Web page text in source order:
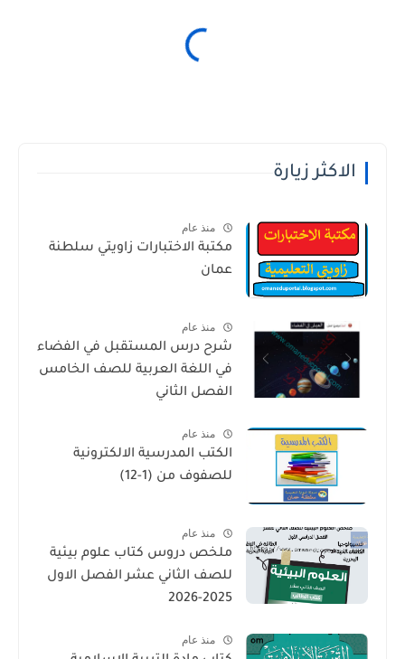
الاكثر زيارة
منذ عام
مكتبة الاختبارات زاويتي سلطنة
عمان
منذ عام
شرح درس المستقبل في الفضاء
في اللغة العربية للصف الخامس
الفصل الثاني
منذ عام
الكتب المدرسية الالكترونية
للصفوف من (1-12)
منذ عام
ملخص دروس كتاب علوم بيئية
للصف الثاني عشر الفصل الاول
2025-2026
منذ عام